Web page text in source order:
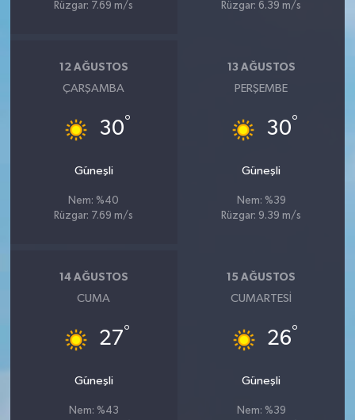
Rüzgar: 7.69 m/s
Rüzgar: 6.39 m/s
12 AĞUSTOS
ÇARŞAMBA
30°
Güneşli
Nem: %40
Rüzgar: 7.69 m/s
13 AĞUSTOS
PERŞEMBE
30°
Güneşli
Nem: %39
Rüzgar: 9.39 m/s
14 AĞUSTOS
CUMA
27°
Güneşli
Nem: %43
15 AĞUSTOS
CUMARTESI
26°
Güneşli
Nem: %39